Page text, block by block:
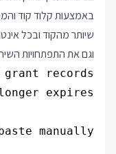
באמצעות קלוד קוד
שיותר מהקוד ובכל
וגם את התפתחויות